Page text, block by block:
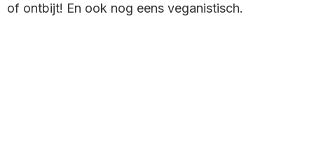
of ontbijt! En ook nog eens veganistisch.